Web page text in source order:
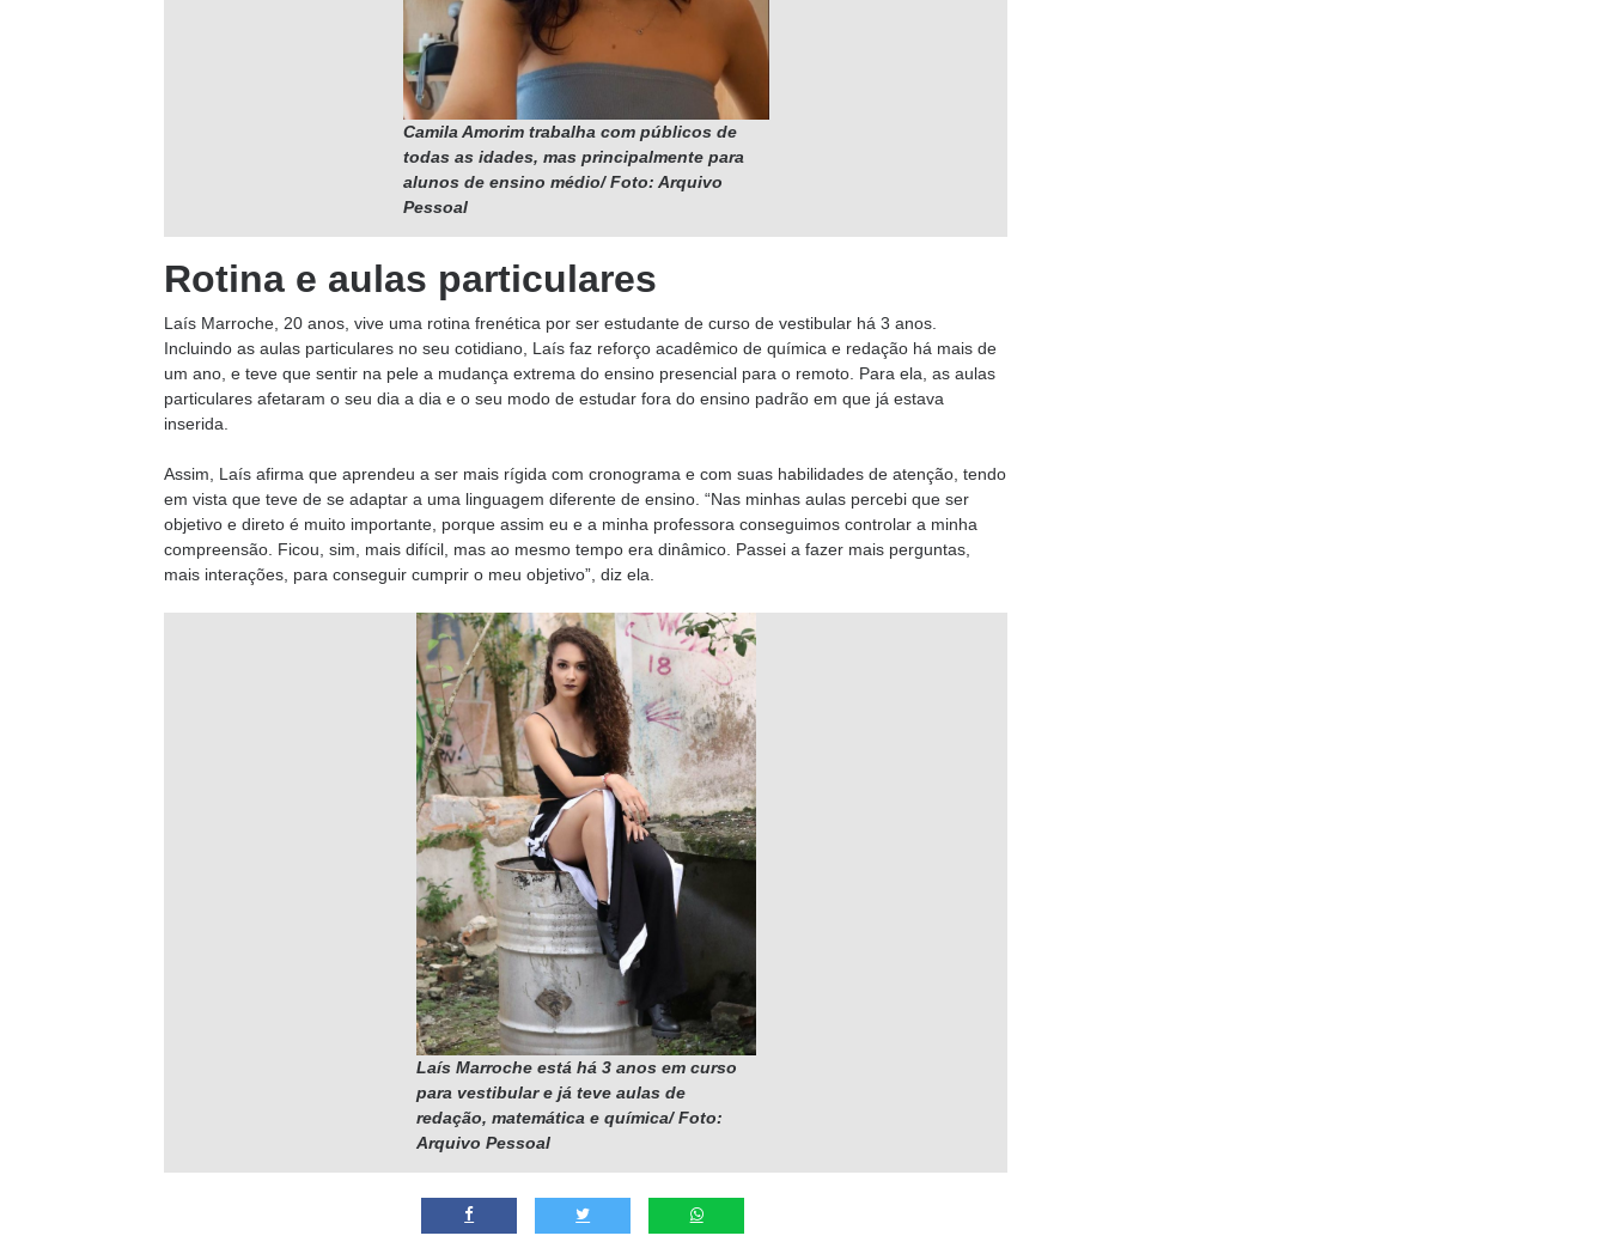
Camila Amorim trabalha com públicos de
todas as idades, mas principalmente para
alunos de ensino médio/ Foto: Arquivo
Pessoal
Rotina e aulas particulares
Laís Marroche, 20 anos, vive uma rotina frenética por ser estudante de curso de vestibular há 3 anos.
Incluindo as aulas particulares no seu cotidiano, Laís faz reforço acadêmico de química e redação há mais de
um ano, e teve que sentir na pele a mudança extrema do ensino presencial para o remoto. Para ela, as aulas
particulares afetaram o seu dia a dia e o seu modo de estudar fora do ensino padrão em que já estava
inserida.
Assim, Laís afirma que aprendeu a ser mais rígida com cronograma e com suas habilidades de atenção, tendo
em vista que teve de se adaptar a uma linguagem diferente de ensino. “Nas minhas aulas percebi que ser
objetivo e direto é muito importante, porque assim eu e a minha professora conseguimos controlar a minha
compreensão. Ficou, sim, mais difícil, mas ao mesmo tempo era dinâmico. Passei a fazer mais perguntas,
mais interações, para conseguir cumprir o meu objetivo”, diz ela.
Laís Marroche está há 3 anos em curso
para vestibular e já teve aulas de
redação, matemática e química/ Foto:
Arquivo Pessoal